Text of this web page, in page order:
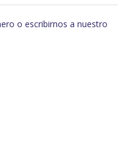
o escribirnos a nuestro